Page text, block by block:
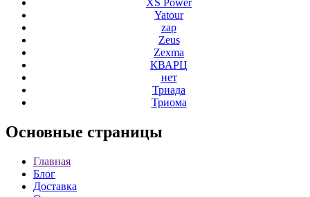
XS Power
Yatour
zap
Zeus
Zexma
КВАРЦ
нет
Триада
Триома
Основные страницы
Главная
Блог
Доставка